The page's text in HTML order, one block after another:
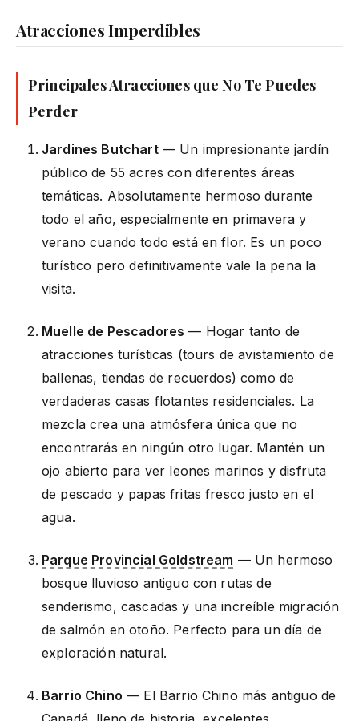
Atracciones Imperdibles
Principales Atracciones que No Te Puedes
Perder
Jardines Butchart— Un impresionante jardín
público de 55 acres con diferentes áreas
temáticas. Absolutamente hermoso durante
todo el año, especialmente en primavera y
verano cuando todo está en flor. Es un poco
turístico pero definitivamente vale la pena la
visita.
Muelle de Pescadores — Hogar tanto de
atracciones turísticas (tours de avistamiento de
ballenas, tiendas de recuerdos) como de
verdaderas casas flotantes residenciales. La
mezcla crea una atmósfera única que no
encontrarás en ningún otro lugar. Mantén un
ojo abierto para ver leones marinos y disfruta
de pescado y papas fritas fresco justo en el
agua.
Parque Provincial Goldstream — Un hermoso
bosque lluvioso antiguo con rutas de
senderismo, cascadas y una increíble migración
de salmón en otoño. Perfecto para un día de
exploración natural.
Barrio Chino — El Barrio Chino más antiguo de